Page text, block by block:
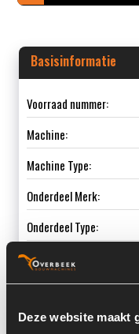
Deze website maakt
Basisinformatie
Voorraad nummer:
Machine:
Machine Type:
Onderdeel Merk:
Onderdeel Type:
Informatie